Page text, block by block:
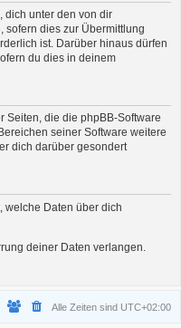
dich unter den von dir
sofern dies zur Übermittlung
ist. Darüber hinaus dürfen
du dies in deinem
Seiten, die die phpBB-Software
seiner Software weitere
dich darüber gesondert
welche Daten über dich
deiner Daten verlangen.
Alle Zeiten sind UTC+02:00